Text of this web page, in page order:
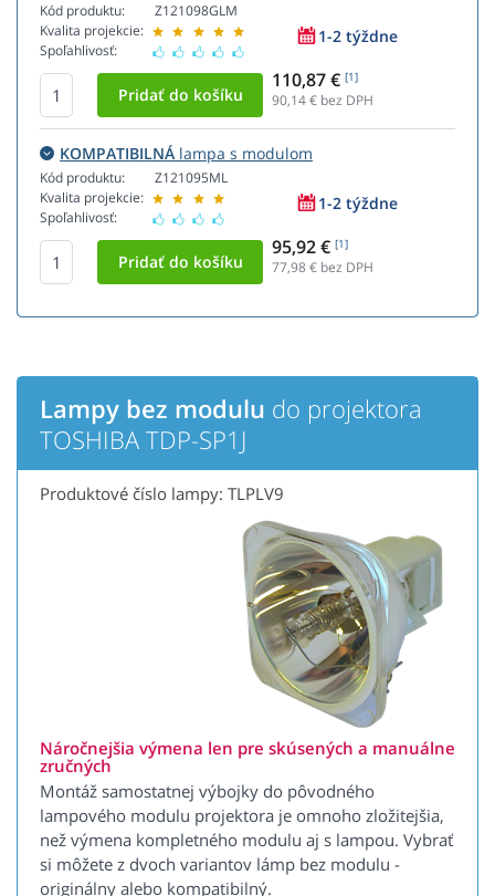
Kód produktu:
Kvalita projekcie:
Spoľahlivosť:
Z121098GLM
1-2 týždne
110,87 € [1]
90,14€ bez DPH
KOMPATIBILNÁ lampa s modulom
Kód produktu:
Kvalita projekcie:
Spoľahlivosť:
Z121095ML
1-2 týždne
95,92 € [1]
77,98€ bez DPH
Lampy bez modulu do projektora
TOSHIBA TDP-SP1J
Produktové číslo lampy: TLPLV9
Náročnejšia výmena len pre skúsených a manuálne
zručných
Montáž samostatnej výbojky do pôvodného
lampového modulu projektora je omnoho zložitejšia,
než výmena kompletného modulu aj s lampou. Vybrať
si môžete z dvoch variantov lámp bez modulu -
originálny alebo kompatibilný.